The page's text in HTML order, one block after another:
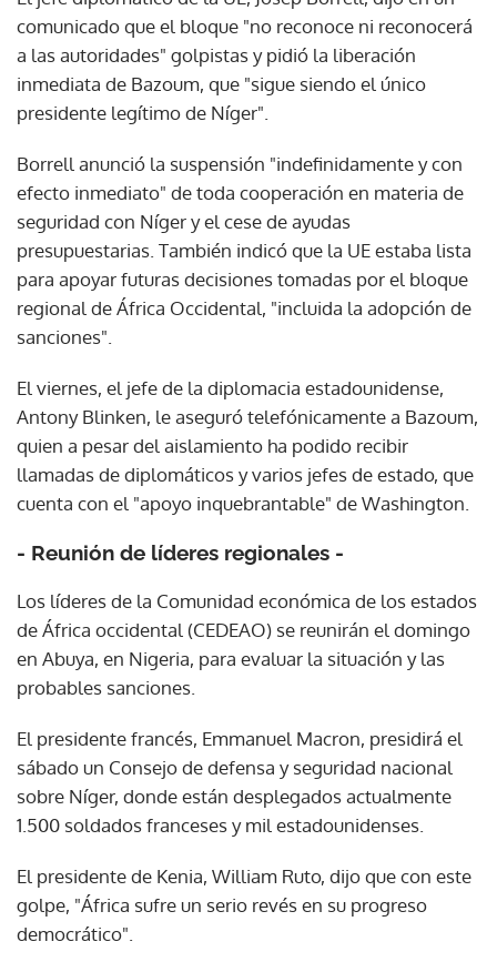
comunicado que el bloque "no reconoce ni reconocerá
a las autoridades" golpistas y pidió la liberación
inmediata de Bazoum, que "sigue siendo el único
presidente legítimo de Níger".
Borrell anunció la suspensión "indefinidamente y con
efecto inmediato" de toda cooperación en materia de
seguridad con Níger y el cese de ayudas
presupuestarias. También indicó que la UE estaba lista
para apoyar futuras decisiones tomadas por el bloque
regional de África Occidental, "incluida la adopción de
sanciones".
El viernes, el jefe de la diplomacia estadounidense,
Antony Blinken, le aseguró telefónicamente a Bazoum,
quien a pesar del aislamiento ha podido recibir
llamadas de diplomáticos y varios jefes de estado, que
cuenta con el "apoyo inquebrantable" de Washington.
- Reunión de líderes regionales -
Los líderes de la Comunidad económica de los estados
de África occidental (CEDEAO) se reunirán el domingo
en Abuya, en Nigeria, para evaluar la situación y las
probables sanciones.
El presidente francés, Emmanuel Macron, presidirá el
sábado un Consejo de defensa y seguridad nacional
sobre Níger, donde están desplegados actualmente
1.500 soldados franceses y mil estadounidenses.
El presidente de Kenia, William Ruto, dijo que con este
golpe, "África sufre un serio revés en su progreso
democrático".